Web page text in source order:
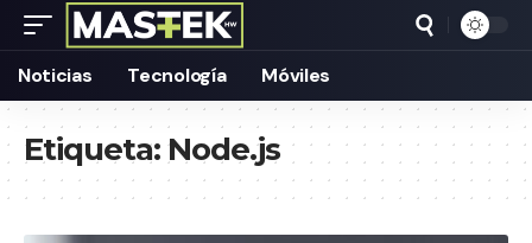
Noticias Tecnología Móviles
Etiqueta:Node.js